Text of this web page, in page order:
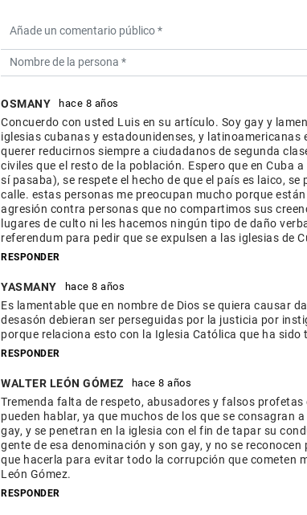
OSMANY hace 8 años
Concuerdo con usted Luis en su artículo. Soy gay y
iglesias cubanas y estadounidenses, y
querer reducirnos siempre a ciudadanos de segunda
civiles que el resto de la población. Espero que en Cuba
sí pasaba), se respete el hecho de que el país es laico,
calle. estas personas me preocupan mucho porque
agresión contra personas que no compartimos sus
lugares de culto ni les hacemos ningún tipo de daño
referendum para pedir que se expulsen a las iglesias de
RESPONDER
YASMANY hace 8 años
Es lamentable que en nombre de Dios se quiera causar
desasón debieran ser perseguidas por la justicia por
porque relaciona esto con la Iglesia Católica que ha
RESPONDER
WALTER LEÓN GÓMEZ hace 8 años
Tremenda falta de respeto, abusadores y falsos
pueden hablar, ya que muchos de los que se consagran
gay, y se penetran en la iglesia con el fin de tapar su
gente de esa denominación y son gay, y no se
que hacerla para evitar todo la corrupción que cometen
León Gómez.
RESPONDER